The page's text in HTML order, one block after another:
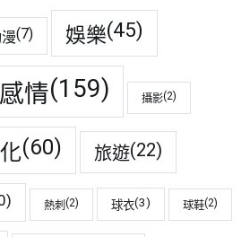
(7) 娛樂(45)
感情(159) 攝影(2)
(60) 旅遊(22)
熱刺 (2) 球衣(3) 球鞋(2)